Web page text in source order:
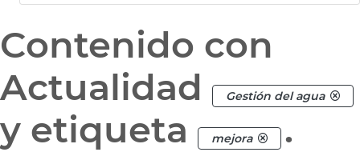
Contenido con
Actualidad
Gestión del agua
y etiqueta mejora .